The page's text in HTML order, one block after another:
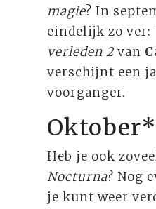
magie? In
eindelijk zo ver:
verleden 2 van
verschijnt een
voorganger.
Oktober*
Heb je ook
Nocturna? Nog
je kunt weer